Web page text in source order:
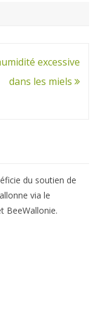
excessive
dans les miels
du soutien de
via le
BeeWallonie.